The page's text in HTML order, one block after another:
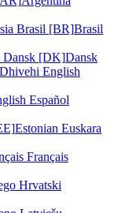
Brasil [BR]Brasil
Dansk [DK]Dansk
Dhivehi English
Español
Estonian Euskara
Français
Hrvatski